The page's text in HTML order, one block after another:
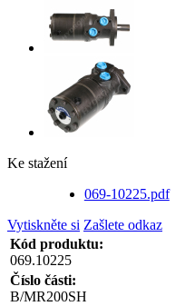
Ke stažení
069-10225.pdf
Vytiskněte si Zašlete odkaz
Kód produktu:
069.10225
Číslo části:
B/MR200SH